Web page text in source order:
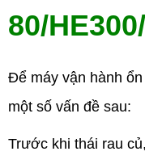
80/
Để máy vận hành
một số vấn đề sau:
Trước khi thái rau